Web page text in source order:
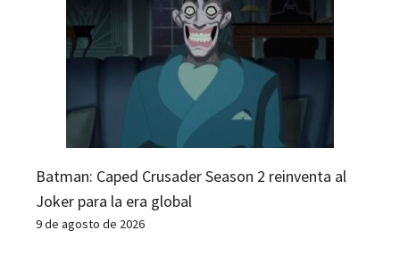
Batman: Caped Crusader Season 2 reinventa al
Joker para la era global
9 de agosto de 2026